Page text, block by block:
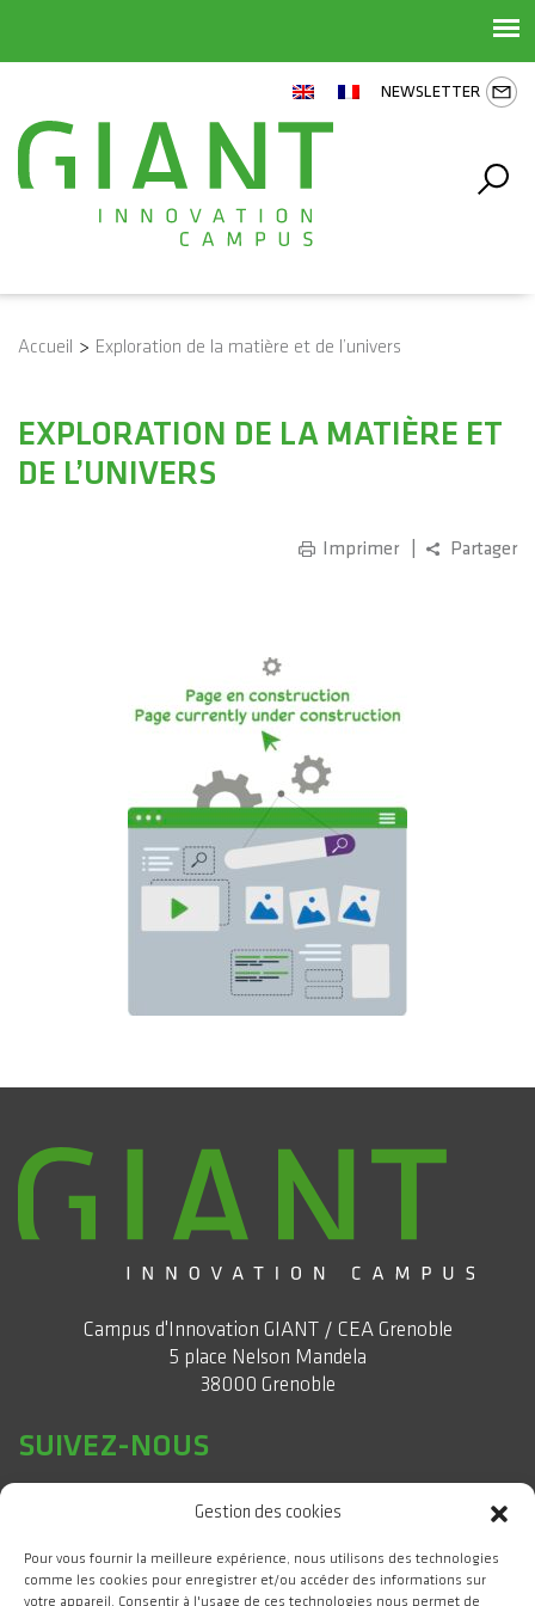
Gestion des cookies
Pour vous fournir la meilleure expérience, nous utilisons des technologies
comme les cookies pour enregistrer et/ou accéder des informations sur
votre appareil. Consentir à l'usage de ces technologies nous permet de
NEWSLETTER
Accueil > Exploration de la matière et de l’univers
EXPLORATION DE LA MATIÈRE ET
DE L’UNIVERS
Imprimer Partager
Campus d'Innovation GIANT / CEA Grenoble
5 place Nelson Mandela
38000 Grenoble
SUIVEZ-NOUS